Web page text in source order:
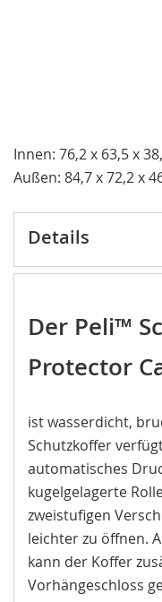
Innen: 76,2 x 63,5 x
Außen: 84,7 x 72,2 x
Details
Der Peli™
Protector
ist wasserdicht,
Schutzkoffer
automatisches
kugelgelagerte
zweistufigen
leichter zu öffnen.
kann der Koffer
Vorhängeschloss